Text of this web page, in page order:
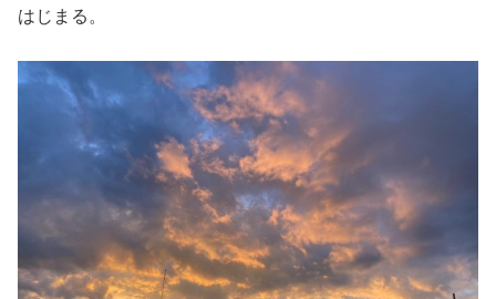
はじまる。